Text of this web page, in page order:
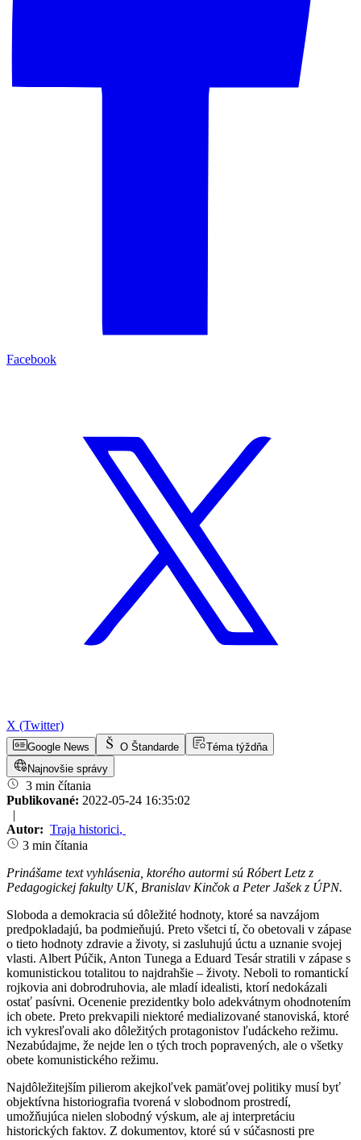
Facebook
X (Twitter)
Google News O Štandarde
Téma týždňa
Najnovšie správy
3 min čítania
Publikované: 2022-05-24 16:35:02
|
Autor: Traja historici,
3 min čítania
Prinášame text vyhlásenia, ktorého autormi sú Róbert Letz z
Pedagogickej fakulty UK, Branislav Kinčok a Peter Jašek z ÚPN.
Sloboda a demokracia sú dôležité hodnoty, ktoré sa navzájom
predpokladajú, ba podmieňujú. Preto všetci tí, čo obetovali v zápase
o tieto hodnoty zdravie a životy, si zasluhujú úctu a uznanie svojej
vlasti. Albert Púčik, Anton Tunega a Eduard Tesár stratili v zápase s
komunistickou totalitou to najdrahšie – životy. Neboli to romantickí
rojkovia ani dobrodruhovia, ale mladí idealisti, ktorí nedokázali
ostať pasívni. Ocenenie prezidentky bolo adekvátnym ohodnotením
ich obete. Preto prekvapili niektoré medializované stanoviská, ktoré
ich vykresľovali ako dôležitých protagonistov ľudáckeho režimu.
Nezabúdajme, že nejde len o tých troch popravených, ale o všetky
obete komunistického režimu.
Najdôležitejším pilierom akejkoľvek pamäťovej politiky musí byť
objektívna historiografia tvorená v slobodnom prostredí,
umožňujúca nielen slobodný výskum, ale aj interpretáciu
historických faktov. Z dokumentov, ktoré sú v súčasnosti pre